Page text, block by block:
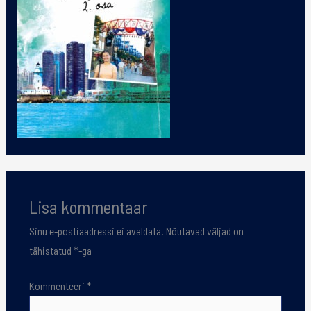
Lisa kommentaar
Sinu e-postiaadressi ei avaldata. Nõutavad väljad on
tähistatud *-ga
Kommenteeri *